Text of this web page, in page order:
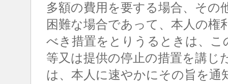
多額の費用を要する場合、その
困難な場合であって、本人の
べき措置をとりうるときは、
等又は提供の停止の措置を講
は、本人に速やかにその旨を通